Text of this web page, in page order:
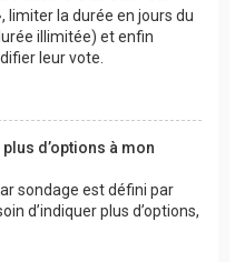
limiter la durée en jours du
illimitée) et enfin
leur vote.
d’options à mon
sondage est défini par
d’indiquer plus d’options,